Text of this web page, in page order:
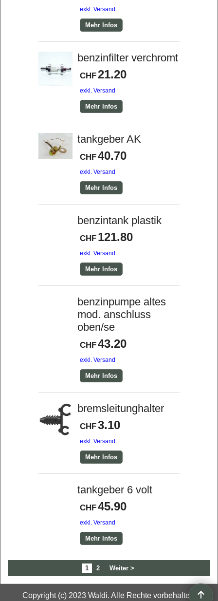
exkl. Versand
Mehr Infos
benzinfilter verchromt
CHF21.20
exkl. Versand
Mehr Infos
tankgeber AK
CHF40.70
exkl. Versand
Mehr Infos
benzintank plastik
CHF 121.80
exkl. Versand
Mehr Infos
benzinpumpe altes
mod. anschluss
oben/se
CHF43.20
exkl. Versand
Mehr Infos
bremsleitunghalter
CHF3.10
exkl. Versand
Mehr Infos
tankgeber 6 volt
CHF45.90
exkl. Versand
Mehr Infos
1 2 Weiter >
Copyright (c) 2023 Waldi. Alle Rechte vorbehalten.